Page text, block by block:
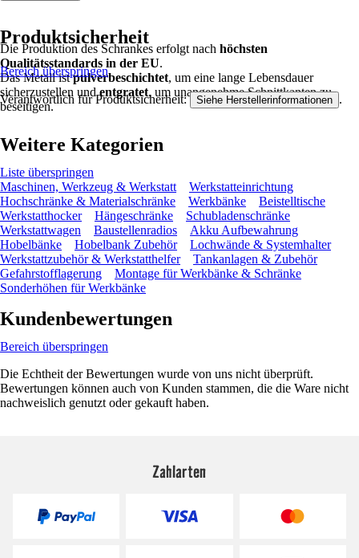
Die Produktion des Schrankes erfolgt nach höchsten
Qualitätsstandards in der EU.
Das Metall istpulverbeschichtet, um eine lange Lebensdauer
sicherzustellen undentgratet, um unangenehme Schnittkanten zu
beseitigen.
Produktsicherheit
Bereich überspringen
Verantwortlich für Produktsicherheit: Siehe Herstellerinformationen .
Weitere Kategorien
Liste überspringen
Maschinen, Werkzeug & Werkstatt
Werkstatteinrichtung
Hochschränke & Materialschränke
Werkbänke
Beistelltische
Werkstatthocker
Hängeschränke
Schubladenschränke
Werkstattwagen
Baustellenradios
Akku Aufbewahrung
Hobelbänke
Hobelbank Zubehör
Lochwände & Systemhalter
Werkstattzubehör & Werkstatthelfer
Tankanlagen & Zubehör
Gefahrstofflagerung
Montage für Werkbänke & Schränke
Sonderhöhen für Werkbänke
Kundenbewertungen
Bereich überspringen
Die Echtheit der Bewertungen wurde von uns nicht überprüft.
Bewertungen können auch von Kunden stammen, die die Ware nicht
nachweislich genutzt oder gekauft haben.
Zahlarten